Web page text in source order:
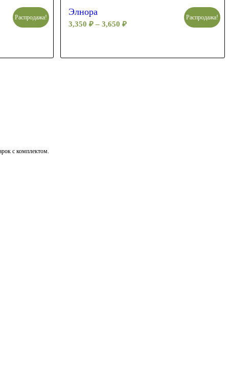
Распродажа!
Элнора
3,350 ₽– 3,650 ₽
Распродажа!
с комплектом.